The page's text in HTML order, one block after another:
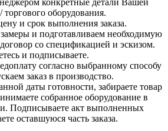
конкретные детали Вашей
оборудования.
и срок выполнения заказа.
и подготавливаем необходимую
со спецификацией и эскизом.
и подписываете.
согласно выбранному способу
заказ в производство.
даты готовности, забираете товар
собранное оборудование в
Подписываете акт выполненных
оставшуюся часть заказа.